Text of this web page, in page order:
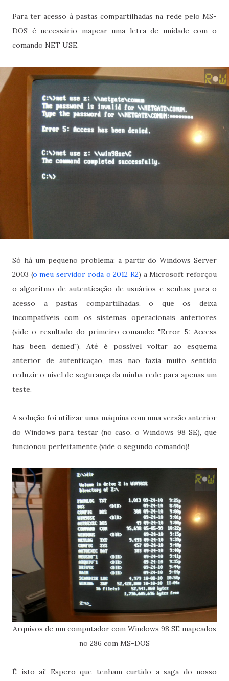
Para ter acesso à pastas compartilhadas na rede pelo MS-
DOS é necessário mapear uma letra de unidade com o
comando NET USE.
Só há um pequeno problema: a partir do Windows Server
2003 (o meu servidor roda o 2012 R2) a Microsoft reforçou
o algoritmo de autenticação de usuários e senhas para o
acesso a pastas compartilhadas, o que os deixa
incompatíveis com os sistemas operacionais anteriores
(vide o resultado do primeiro comando: "Error 5: Access
has been denied"). Até é possível voltar ao esquema
anterior de autenticação, mas não fazia muito sentido
reduzir o nível de segurança da minha rede para apenas um
teste.
A solução foi utilizar uma máquina com uma versão anterior
do Windows para testar (no caso, o Windows 98 SE), que
funcionou perfeitamente (vide o segundo comando)!
Arquivos de um computador com Windows 98 SE mapeados
no 286 com MS-DOS
É isto aí! Espero que tenham curtido a saga do nosso